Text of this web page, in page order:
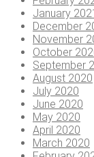
January
December
November
October
September
August 2020
July 2020
June 2020
May 2020
April 2020
March 2020